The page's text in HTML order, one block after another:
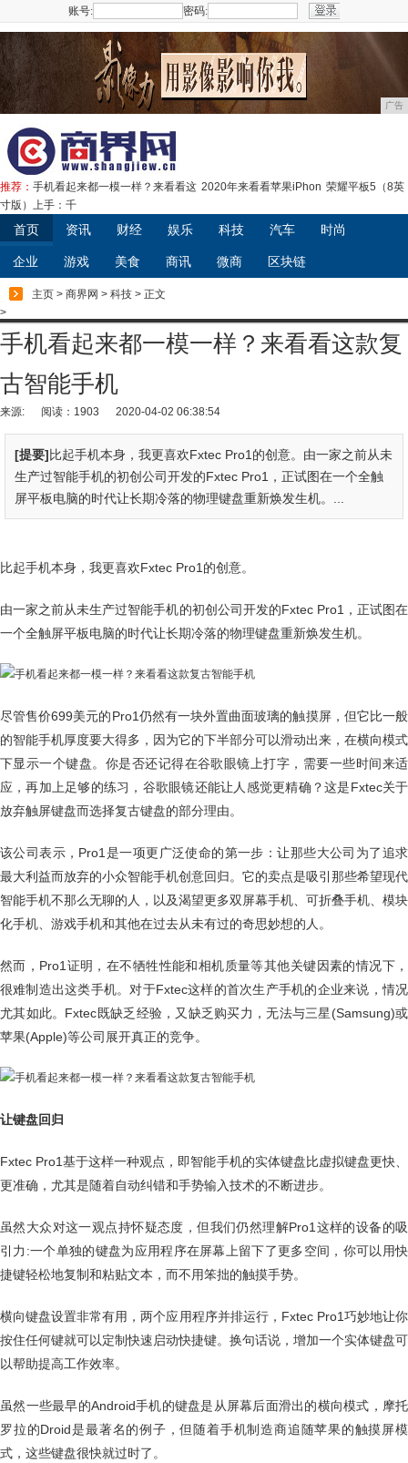
账号: 密码:
广告
推荐： 手机看起来都一模一样？来看看这 2020年来看看苹果iPhon 荣耀平板5（8英
寸版）上手：千
首页 资讯 财经 娱乐 科技 汽车 时尚
企业 游戏 美食 商讯 微商 区块链
主页 > 商界网 > 科技 > 正文
>
手机看起来都一模一样？来看看这款复
古智能手机
来源: 阅读：1903 2020-04-02 06:38:54
[提要]比起手机本身，我更喜欢Fxtec Pro1的创意。由一家之前从未
生产过智能手机的初创公司开发的Fxtec Pro1，正试图在一个全触
屏平板电脑的时代让长期冷落的物理键盘重新焕发生机。...
比起手机本身，我更喜欢Fxtec Pro1的创意。
由一家之前从未生产过智能手机的初创公司开发的Fxtec Pro1，正试图在
一个全触屏平板电脑的时代让长期冷落的物理键盘重新焕发生机。
尽管售价699美元的Pro1仍然有一块外置曲面玻璃的触摸屏，但它比一般
的智能手机厚度要大得多，因为它的下半部分可以滑动出来，在横向模式
下显示一个键盘。你是否还记得在谷歌眼镜上打字，需要一些时间来适
应，再加上足够的练习，谷歌眼镜还能让人感觉更精确？这是Fxtec关于
放弃触屏键盘而选择复古键盘的部分理由。
该公司表示，Pro1是一项更广泛使命的第一步：让那些大公司为了追求
最大利益而放弃的小众智能手机创意回归。它的卖点是吸引那些希望现代
智能手机不那么无聊的人，以及渴望更多双屏幕手机、可折叠手机、模块
化手机、游戏手机和其他在过去从未有过的奇思妙想的人。
然而，Pro1证明，在不牺牲性能和相机质量等其他关键因素的情况下，
很难制造出这类手机。对于Fxtec这样的首次生产手机的企业来说，情况
尤其如此。Fxtec既缺乏经验，又缺乏购买力，无法与三星(Samsung)或
苹果(Apple)等公司展开真正的竞争。
让键盘回归
Fxtec Pro1基于这样一种观点，即智能手机的实体键盘比虚拟键盘更快、
更准确，尤其是随着自动纠错和手势输入技术的不断进步。
虽然大众对这一观点持怀疑态度，但我们仍然理解Pro1这样的设备的吸
引力:一个单独的键盘为应用程序在屏幕上留下了更多空间，你可以用快
捷键轻松地复制和粘贴文本，而不用笨拙的触摸手势。
横向键盘设置非常有用，两个应用程序并排运行，Fxtec Pro1巧妙地让你
按住任何键就可以定制快速启动快捷键。换句话说，增加一个实体键盘可
以帮助提高工作效率。
虽然一些最早的Android手机的键盘是从屏幕后面滑出的横向模式，摩托
罗拉的Droid是最著名的例子，但随着手机制造商追随苹果的触摸屏模
式，这些键盘很快就过时了。